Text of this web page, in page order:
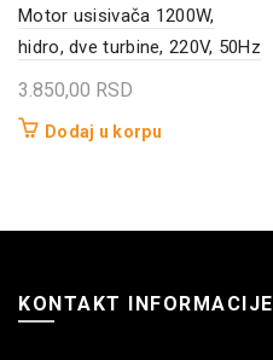
Motor usisivača 1200W,
hidro, dve turbine, 220V, 50Hz
3.850,00 RSD
Dodaj u korpu
KONTAKT INFORMACIJE